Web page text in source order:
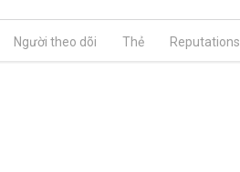
Người theo dõi Thẻ Reputations